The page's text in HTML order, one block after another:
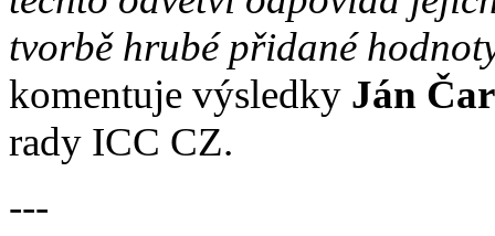
tvorbě hrubé přidané
komentuje výsledky Ján
rady ICC CZ.
---